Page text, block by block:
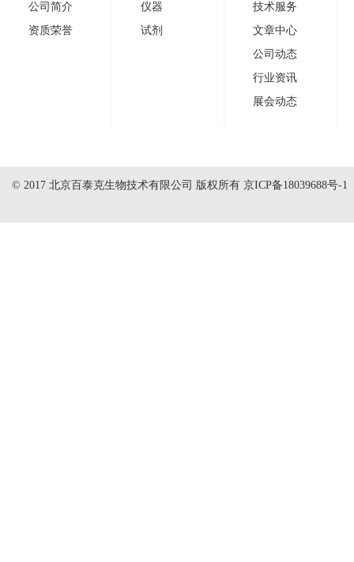
公司简介
资质荣誉
仪器
试剂
技术服务
文章中心
公司动态
行业资讯
展会动态
© 2017 北京百泰克生物技术有限公司 版权所有 京ICP备18039688号-1